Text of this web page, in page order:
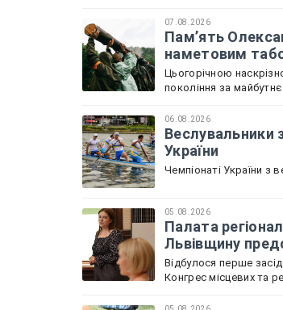
07.08.2026
Памʼять
наметовим
Цьогорічною
покоління за
06.08.2026
Веслувальники
України
Чемпіонаті України з
05.08.2026
Палата
Львівщину
Відбулося перше
Конгрес місцевих та